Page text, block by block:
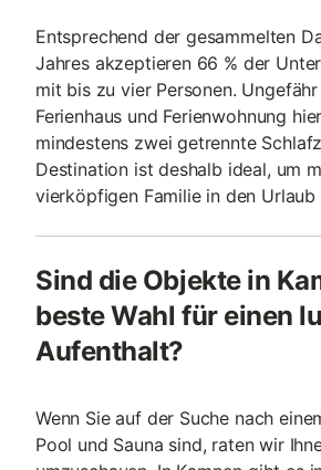
Entsprechend der gesammelten
Jahres akzeptieren 66 % der
mit bis zu vier Personen.
Ferienhaus und Ferienwohnung
mindestens zwei getrennte
Destination ist deshalb ideal, um
vierköpfigen Familie in den Urlaub
Sind die Objekte in
beste Wahl für einen
Aufenthalt?
Wenn Sie auf der Suche nach
Pool und Sauna sind, raten wir